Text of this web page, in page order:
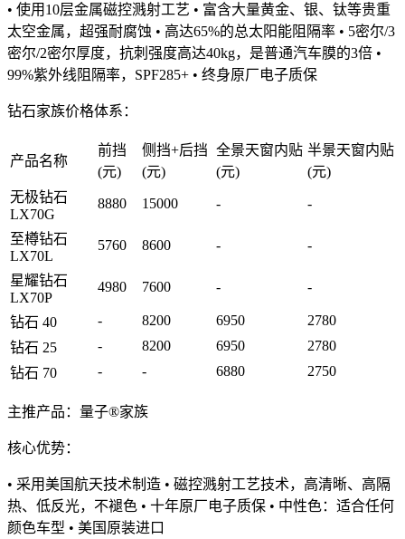
• 使用10层金属磁控溅射工艺 • 富含大量黄金、银、钛等贵重
太空金属，超强耐腐蚀 • 高达65%的总太阳能阻隔率 • 5密尔/3
密尔/2密尔厚度，抗刺强度高达40kg，是普通汽车膜的3倍 •
99%紫外线阻隔率，SPF285+ • 终身原厂电子质保
钻石家族价格体系：
产品名称
前挡
(元)
侧挡+后挡
(元)
全景天窗内贴
(元)
半景天窗内贴
(元)
无极钻石
LX70G
8880 15000 - -
至樽钻石
LX70L
5760 8600 - -
星耀钻石
LX70P
4980 7600 - -
钻石 40 - 8200 6950
2780
钻石 25
- 8200 6950
2780
钻石 70
- - 6880 2750
主推产品：量子®家族
核心优势：
• 采用美国航天技术制造 • 磁控溅射工艺技术，高清晰、高隔
热、低反光，不褪色 • 十年原厂电子质保 • 中性色：适合任何
颜色车型 • 美国原装进口